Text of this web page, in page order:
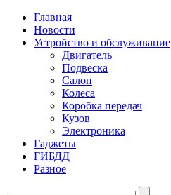
Главная
Новости
Устройство и обслуживание
Двигатель
Подвеска
Салон
Колеса
Коробка передач
Кузов
Электроника
Гаджеты
ГИБДД
Разное